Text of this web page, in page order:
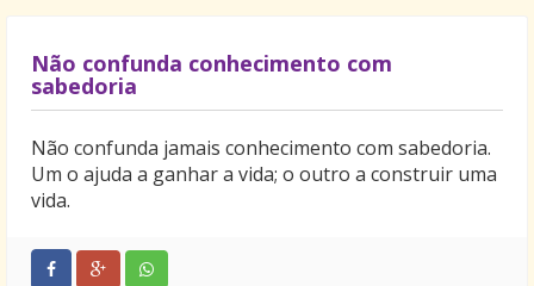
Não confunda conhecimento com
sabedoria
Não confunda jamais conhecimento com sabedoria.
Um o ajuda a ganhar a vida; o outro a construir uma
vida.